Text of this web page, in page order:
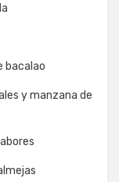
bacalao
y manzana de